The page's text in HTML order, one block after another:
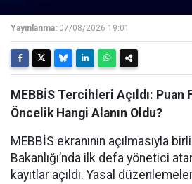
Yayınlanma: 07/08/2026 19:01
MEBBİS Tercihleri Açıldı: Puan
Öncelik Hangi Alanın Oldu?
MEBBİS ekranının açılmasıyla
Bakanlığı’nda ilk defa yönetici
kayıtlar açıldı. Yasal